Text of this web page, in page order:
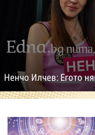
Ненчо Илчев: Егото